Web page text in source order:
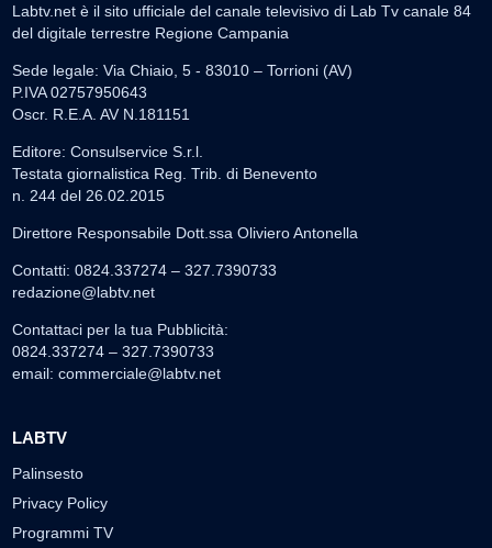
Labtv.net è il sito ufficiale del canale televisivo di Lab Tv canale 84
del digitale terrestre Regione Campania
Sede legale: Via Chiaio, 5 - 83010 – Torrioni (AV)
P.IVA 02757950643
Oscr. R.E.A. AV N.181151
Editore: Consulservice S.r.l.
Testata giornalistica Reg. Trib. di Benevento
n. 244 del 26.02.2015
Direttore Responsabile Dott.ssa Oliviero Antonella
Contatti: 0824.337274 – 327.7390733
redazione@labtv.net
Contattaci per la tua Pubblicità:
0824.337274 – 327.7390733
email: commerciale@labtv.net
LABTV
Palinsesto
Privacy Policy
Programmi TV